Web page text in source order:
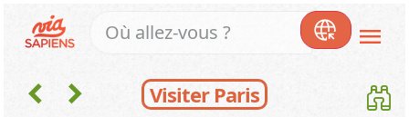
menu
chevron_left chevron_right Visiter Paris